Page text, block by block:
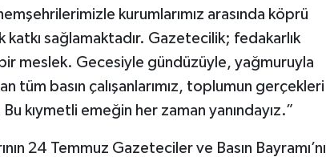
kurumlarımız arasında köprü
sağlamaktadır. Gazetecilik; fedakarlık
meslek. Gecesiyle gündüzüyle, yağmuruyla
tüm basın çalışanlarımız, toplumun gerçekleri
kıymetli emeğin her zaman yanındayız.”
24 Temmuz Gazeteciler ve Basın Bayramı’nı